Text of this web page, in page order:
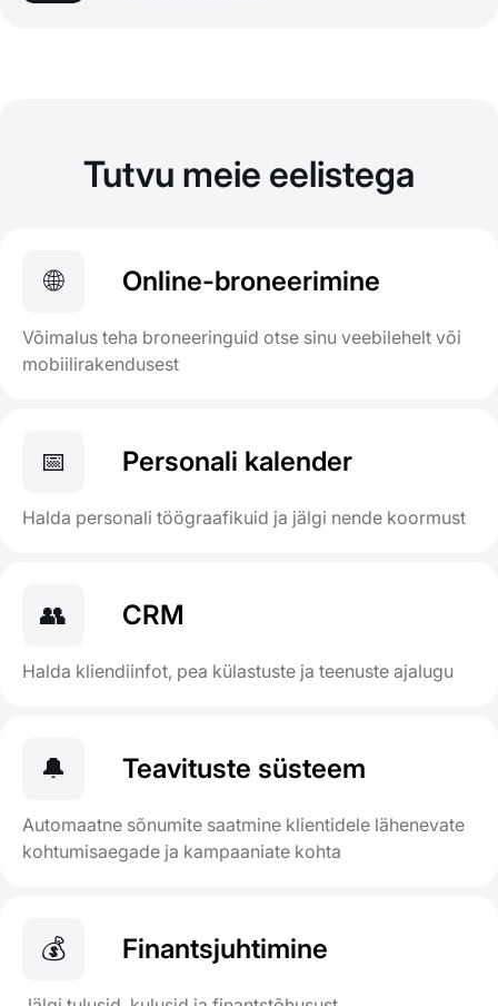
Tutvu meie eelistega
🌐 Online-broneerimine
Võimalus teha broneeringuid otse sinu veebilehelt või
mobiilirakendusest
📅 Personali kalender
Halda personali töögraafikuid ja jälgi nende koormust
👥 CRM
Halda kliendiinfot, pea külastuste ja teenuste ajalugu
🔔 Teavituste süsteem
Automaatne sõnumite saatmine klientidele lähenevate
kohtumisaegade ja kampaaniate kohta
💰 Finantsjuhtimine